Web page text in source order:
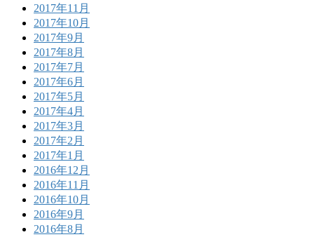
2017年11月
2017年10月
2017年9月
2017年8月
2017年7月
2017年6月
2017年5月
2017年4月
2017年3月
2017年2月
2017年1月
2016年12月
2016年11月
2016年10月
2016年9月
2016年8月